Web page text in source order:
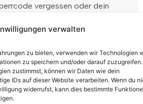
verwalten
zu bieten, verwenden wir Technologien
zu speichern und/oder darauf zuzugreifen.
zustimmst, können wir Daten wie dein
IDs auf dieser Website verarbeiten. Wenn du
widerrufst, kann dies bestimmte
vergessen oder dein
wieder in Ordnung.
defektes Display? Wir tauschen
aus, damit dein Smartphone